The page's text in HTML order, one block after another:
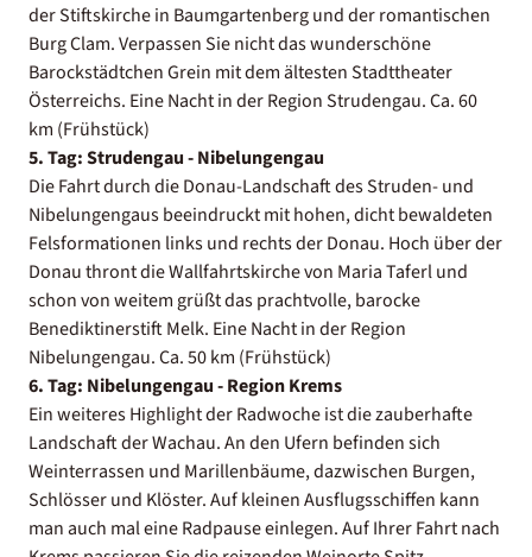
der Stiftskirche in Baumgartenberg und der romantischen
Burg Clam. Verpassen Sie nicht das wunderschöne
Barockstädtchen Grein mit dem ältesten Stadttheater
Österreichs. Eine Nacht in der Region Strudengau. Ca. 60
km (Frühstück)
5. Tag: Strudengau - Nibelungengau
Die Fahrt durch die Donau-Landschaft des Struden- und
Nibelungengaus beeindruckt mit hohen, dicht bewaldeten
Felsformationen links und rechts der Donau. Hoch über der
Donau thront die Wallfahrtskirche von Maria Taferl und
schon von weitem grüßt das prachtvolle, barocke
Benediktinerstift Melk. Eine Nacht in der Region
Nibelungengau. Ca. 50 km (Frühstück)
6. Tag: Nibelungengau - Region Krems
Ein weiteres Highlight der Radwoche ist die zauberhafte
Landschaft der Wachau. An den Ufern befinden sich
Weinterrassen und Marillenbäume, dazwischen Burgen,
Schlösser und Klöster. Auf kleinen Ausflugsschiffen kann
man auch mal eine Radpause einlegen. Auf Ihrer Fahrt nach